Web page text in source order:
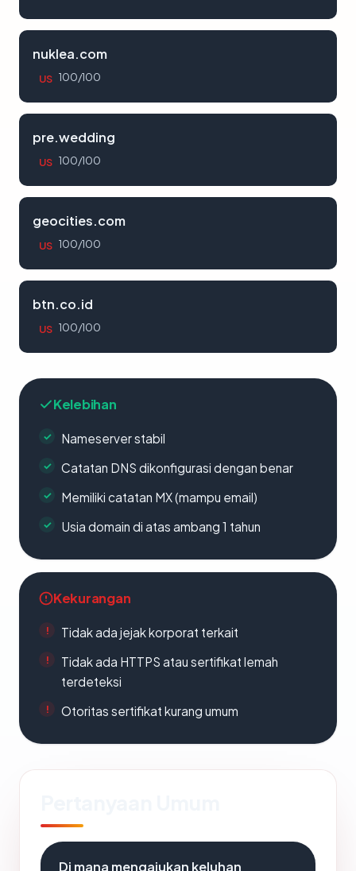
nuklea.com
US 100/100
pre.wedding
US 100/100
geocities.com
US 100/100
btn.co.id
US 100/100
Kelebihan
Nameserver stabil
Catatan DNS dikonfigurasi dengan benar
Memiliki catatan MX (mampu email)
Usia domain di atas ambang 1 tahun
Kekurangan
Tidak ada jejak korporat terkait
Tidak ada HTTPS atau sertifikat lemah
terdeteksi
Otoritas sertifikat kurang umum
Di mana mengajukan keluhan